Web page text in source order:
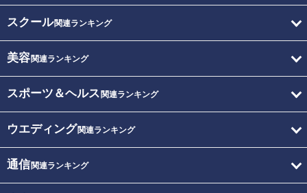
スクール関連ランキング
美容関連ランキング
スポーツ＆ヘルス 関連ランキング
ウエディング関連ランキング
通信関連ランキング